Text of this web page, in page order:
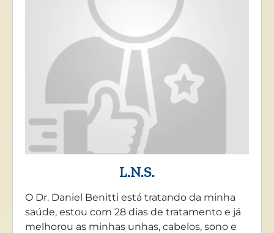
L.N.S.
O Dr. Daniel Benitti está tratando da minha
saúde, estou com 28 dias de tratamento e já
melhorou as minhas unhas, cabelos, sono e